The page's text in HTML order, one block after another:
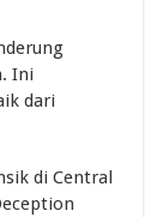
Ini
dari
di Central